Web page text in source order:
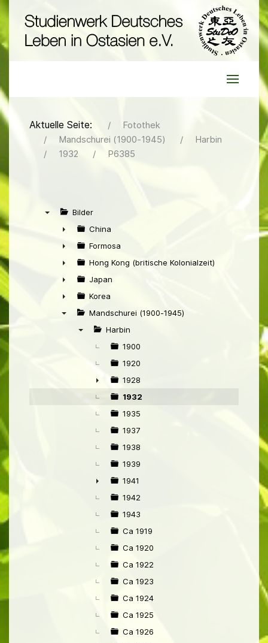
Aktuelle Seite:
Fotothek
Mandschurei (1900-1945)
Harbin
1932
P6385
Bilder
►
China
►
Formosa
►
Hong Kong (britische Kolonialzeit)
►
Japan
►
Korea
Mandschurei (1900-1945)
Harbin
1900
1920
►
1928
1932
1935
1937
1938
1939
►
1941
1942
1943
Ca 1919
Ca 1920
Ca 1922
Ca 1923
Ca 1924
Ca 1925
Ca 1926